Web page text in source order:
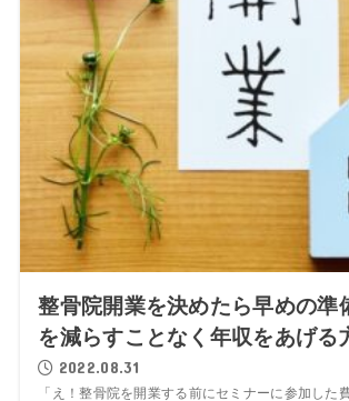
整骨院開業を決めたら早めの準
を減らすことなく年収をあげる
2022.08.31
「え！整骨院を開業する前にセミナーに参加した